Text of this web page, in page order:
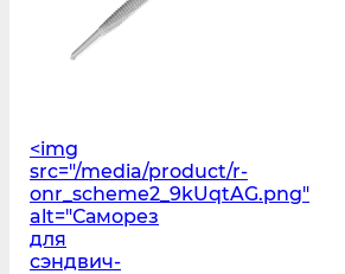
<img
src="/media/product/r-
onr_scheme2_9kUqtAG.png"
alt="Саморез
для
сэндвич-